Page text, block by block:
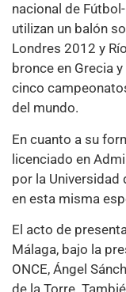
nacional de
utilizan un balón
Londres 2012 y
bronce en Grecia
cinco
del mundo.
En cuanto a su
licenciado en
por la Universidad
en esta misma
El acto de
Málaga, bajo la
ONCE, Ángel
de la Torre.